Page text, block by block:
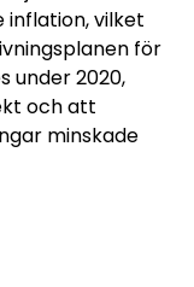
inflation, vilket
för
under 2020,
och att
minskade